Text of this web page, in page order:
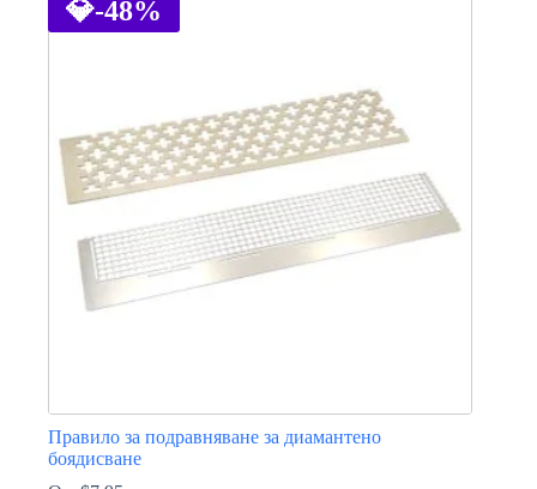
has
multiple
be
chosen
on
the
page
💎-48%
Правило за подравняване за диамантено
боядисване